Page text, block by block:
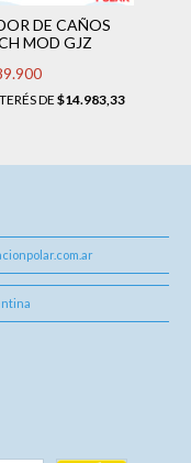
DE CAÑOS
MOD GJZ
DE$14.983,33